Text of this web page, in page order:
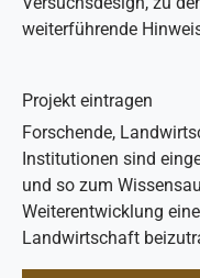
weiterführende
Projekt eintragen
Forschende,
Institutionen sind
und so zum
Weiterentwicklung
Landwirtschaft